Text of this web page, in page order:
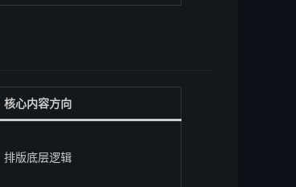
核心内容方向
排版底层逻辑